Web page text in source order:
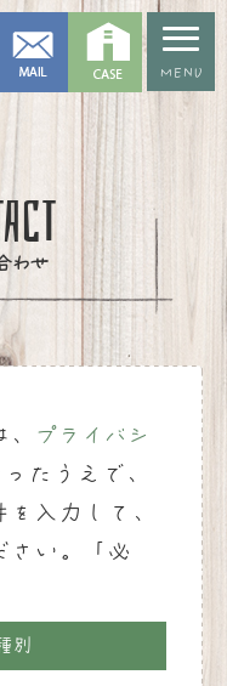
MENU
わせ
プライバシ
たうえで、
入力して、
さい。「必
別